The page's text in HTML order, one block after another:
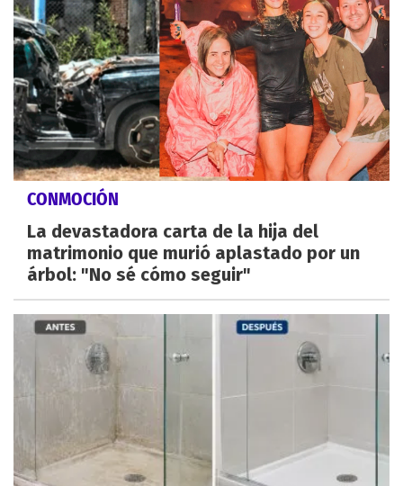
CONMOCIÓN
La devastadora carta de la hija del
matrimonio que murió aplastado por un
árbol: "No sé cómo seguir"